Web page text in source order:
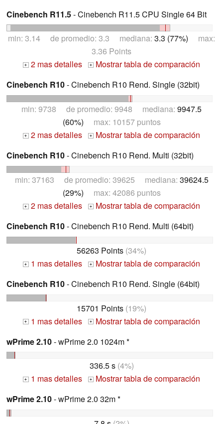
Cinebench R11.5- Cinebench R11.5 CPU Single 64 Bit
min: 3.14 de promedio: 3.3 mediana: 3.3 (77%) max:
3.36 Points
+ 2 mas detalles +
Mostrar tabla de comparación
Cinebench R10- Cinebench R10 Rend. Single (32bit)
min: 9738 de promedio: 9948 mediana: 9947.5
(60%) max: 10157 puntos
+ 2 mas detalles +
Mostrar tabla de comparación
Cinebench R10- Cinebench R10 Rend. Multi (32bit)
min: 37163 de promedio: 39625 mediana: 39624.5
(29%) max: 42086 puntos
+ 2 mas detalles +
Mostrar tabla de comparación
Cinebench R10- Cinebench R10 Rend. Multi (64bit)
56263 Points (34%)
+ 1 mas detalles +
Mostrar tabla de comparación
Cinebench R10- Cinebench R10 Rend. Single (64bit)
15701 Points (19%)
+ 1 mas detalles +
Mostrar tabla de comparación
wPrime 2.10- wPrime 2.0 1024m *
336.5 s(4%)
+ 1 mas detalles +
Mostrar tabla de comparación
wPrime 2.10- wPrime 2.0 32m *